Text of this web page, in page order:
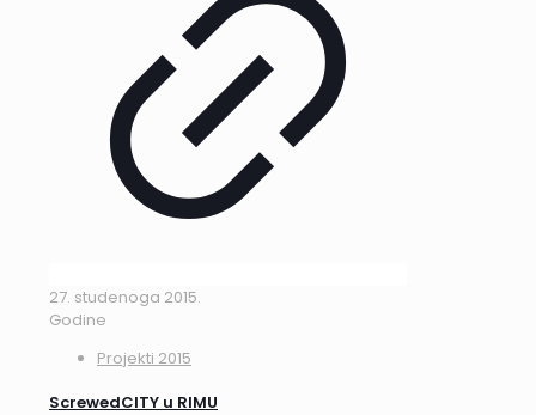
27. studenoga 2015.
Godine
Projekti 2015
ScrewedCITY u RIMU